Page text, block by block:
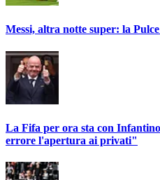
Messi, altra notte super: la
La Fifa per ora sta con
errore l'apertura ai privati"